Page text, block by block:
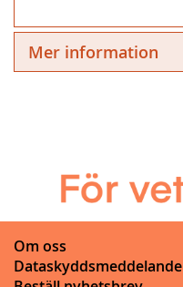
Mer information
Om oss
Dataskyddsmeddelande